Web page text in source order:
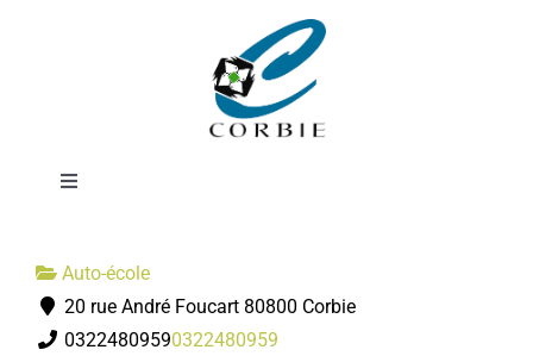
Toggle
DÉMARCHES ADMINISTRATIVES
Auto école
Bernard
Auto-école
20 rue André Foucart 80800 Corbie
03224809590322480959